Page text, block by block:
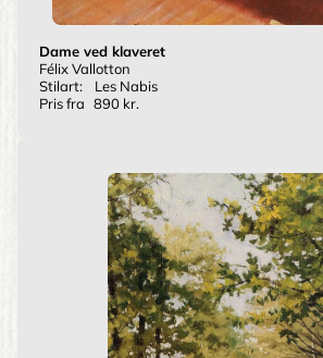
Dame ved klaveret
Félix Vallotton
Stilart:
Les Nabis
Pris fra 890 kr.